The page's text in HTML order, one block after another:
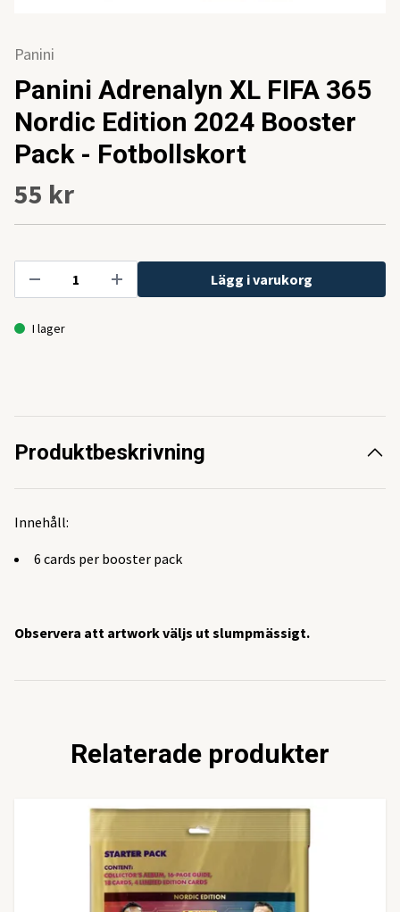
Panini
Panini Adrenalyn XL FIFA 365
Nordic Edition 2024 Booster
Pack - Fotbollskort
55 kr
Lägg i varukorg
I lager
Produktbeskrivning
Innehåll:
6 cards per booster pack
Observera att artwork väljs ut slumpmässigt.
Relaterade produkter